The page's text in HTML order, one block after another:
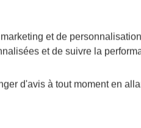
marketing et de
et de suivre la
d'avis à tout moment en